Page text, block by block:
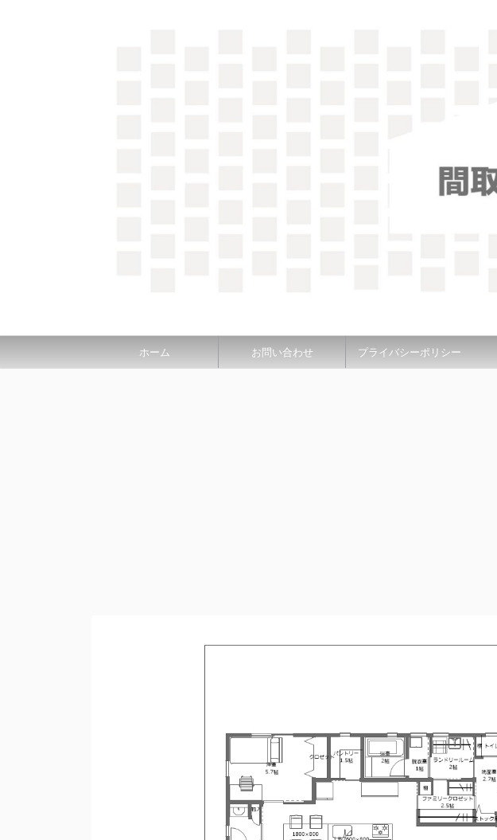
ホーム お問い合わせ プライバシーポリシー